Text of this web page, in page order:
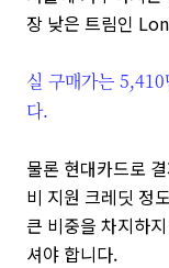
장 낮은 트림인
실 구매가는
다.
물론 현대카드로
비 지원 크레딧 정
큰 비중을 차지하
셔야 합니다.